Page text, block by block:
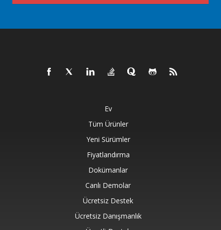
Ev
Tüm Ürünler
Yeni Sürümler
Fiyatlandırma
Dokümanlar
Canlı Demolar
Ücretsiz Destek
Ücretsiz Danışmanlık